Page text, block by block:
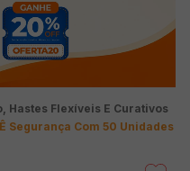
Hastes Flexíveis E Curativos
Segurança Com 50 Unidades